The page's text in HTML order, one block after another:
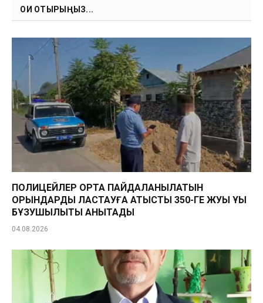
ОҚИ ОТЫРЫҢЫЗ...
ПОЛИЦЕЙЛЕР ОРТАҚ ПАЙДАЛАНЫЛАТЫН
ОРЫНДАРДЫ ЛАСТАУҒА ҚАТЫСТЫ 350-ГЕ ЖУЫҚ ҚҰҚЫҚ
БҰЗУШЫЛЫҚТЫ АНЫҚТАДЫ
04.08.2026